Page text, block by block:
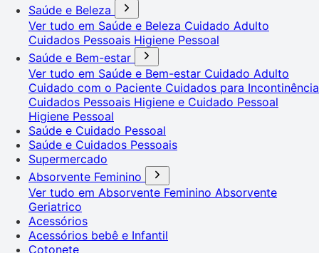
Saúde e Beleza
Ver tudo em Saúde e Beleza Cuidado Adulto
Cuidados Pessoais Higiene Pessoal
Saúde e Bem-estar
Ver tudo em Saúde e Bem-estar Cuidado Adulto
Cuidado com o Paciente Cuidados para Incontinência
Cuidados Pessoais Higiene e Cuidado Pessoal
Higiene Pessoal
Saúde e Cuidado Pessoal
Saúde e Cuidados Pessoais
Supermercado
Absorvente Feminino
Ver tudo em Absorvente Feminino Absorvente
Geriatrico
Acessórios
Acessórios bebê e Infantil
Cotonete